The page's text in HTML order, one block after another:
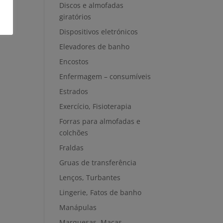
Discos e almofadas
giratórios
Dispositivos eletrónicos
Elevadores de banho
Encostos
Enfermagem – consumíveis
Estrados
Exercício, Fisioterapia
Forras para almofadas e
colchões
Fraldas
Gruas de transferência
Lenços, Turbantes
Lingerie, Fatos de banho
Manápulas